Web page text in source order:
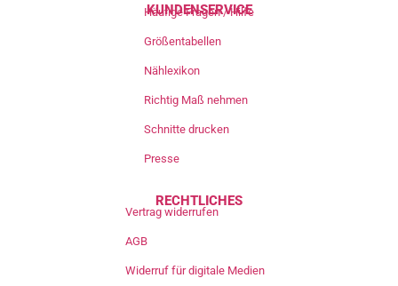
KUNDENSERVICE
Häufige Fragen / Hilfe
Größentabellen
Nählexikon
Richtig Maß nehmen
Schnitte drucken
Presse
RECHTLICHES
Vertrag widerrufen
AGB
Widerruf für digitale Medien